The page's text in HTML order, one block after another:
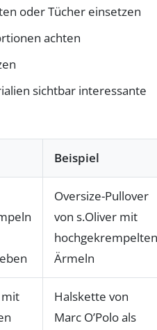
oder Tücher einsetzen
achten
sichtbar interessante
Beispiel
Oversize-Pullover
von s.Oliver mit
hochgekrempelten
Ärmeln
mit
Halskette von
Marc O’Polo als